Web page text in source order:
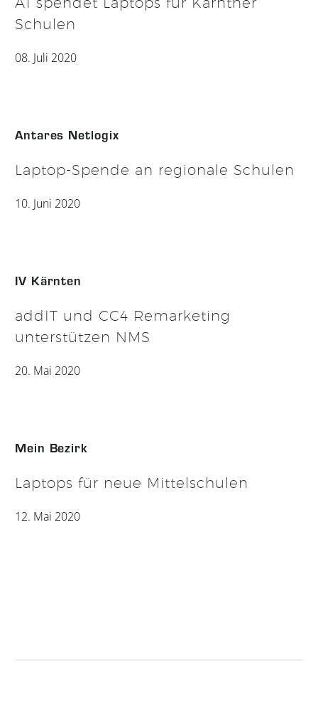
Schulen
08. Juli 2020
Antares Netlogix
Laptop-Spende an regionale Schulen
10. Juni 2020
IV Kärnten
addIT und CC4 Remarketing
unterstützen NMS
20. Mai 2020
Mein Bezirk
Laptops für neue Mittelschulen
12. Mai 2020